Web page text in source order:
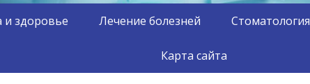
и здоровье Лечение болезней Стоматология
Карта сайта